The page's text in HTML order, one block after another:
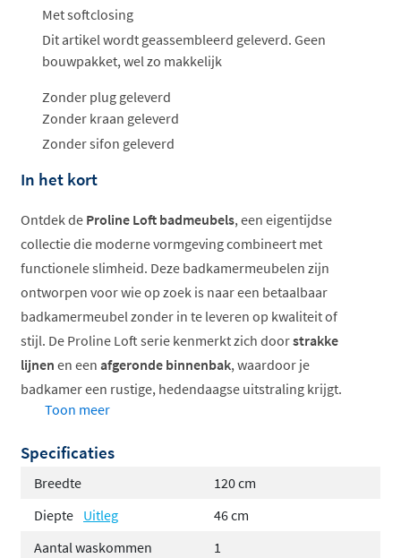
Met softclosing
Dit artikel wordt geassembleerd geleverd. Geen
bouwpakket, wel zo makkelijk
Zonder plug geleverd
Zonder kraan geleverd
Zonder sifon geleverd
In het kort
Ontdek de Proline Loft badmeubels, een eigentijdse
collectie die moderne vormgeving combineert met
functionele slimheid. Deze badkamermeubelen zijn
ontworpen voor wie op zoek is naar een betaalbaar
badkamermeubel zonder in te leveren op kwaliteit of
stijl. De Proline Loft serie kenmerkt zich doorstrakke
lijnen en een afgeronde binnenbak, waardoor je
badkamer een rustige, hedendaagse uitstraling krijgt.
uitvoeringen
Keuze uit polystone of keramische wastafels
Diverse trendy kleurcombinaties beschikbaar
Praktische open vakken mogelijk
Toon meer
Specificaties
Breedte
120 cm
Diepte Uitleg
46 cm
Aantal waskommen
1